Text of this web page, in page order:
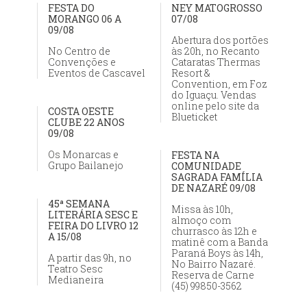
FESTA DO
MORANGO 06 A
09/08
No Centro de
Convenções e
Eventos de Cascavel
NEY MATOGROSSO
07/08
Abertura dos portões
às 20h, no Recanto
Cataratas Thermas
Resort &
Convention, em Foz
do Iguaçu. Vendas
online pelo site da
Blueticket
COSTA OESTE
CLUBE 22 ANOS
09/08
Os Monarcas e
Grupo Bailanejo
FESTA NA
COMUNIDADE
SAGRADA FAMÍLIA
DE NAZARÉ 09/08
Missa às 10h,
almoço com
churrasco às 12h e
matinê com a Banda
Paraná Boys às 14h,
No Bairro Nazaré.
Reserva de Carne
(45) 99850-3562
45ª SEMANA
LITERÁRIA SESC E
FEIRA DO LIVRO 12
A 15/08
A partir das 9h, no
Teatro Sesc
Medianeira